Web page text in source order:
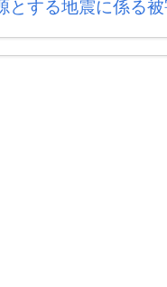
とする地震に係る